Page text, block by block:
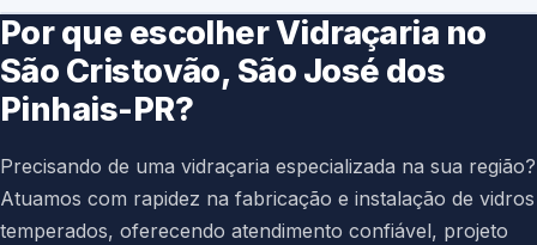
Por que escolher Vidraçaria no
São Cristovão, São José dos
Pinhais-PR?
Precisando de uma vidraçaria especializada na sua região?
Atuamos com rapidez na fabricação e instalação de vidros
temperados, oferecendo atendimento confiável, projeto